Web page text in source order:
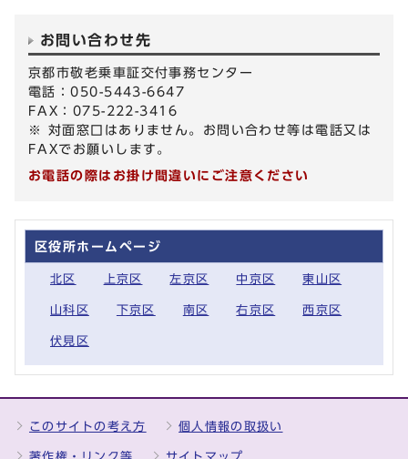
お問い合わせ先
京都市敬老乗車証交付事務センター
電話：050-5443-6647
FAX：075-222-3416
※ 対面窓口はありません。お問い合わせ等は電話又は
FAXでお願いします。
お電話の際はお掛け間違いにご注意ください
区役所ホームページ
北区 上京区 左京区 中京区 東山区
山科区 下京区 南区 右京区 西京区
伏見区
このサイトの考え方 個人情報の取扱い